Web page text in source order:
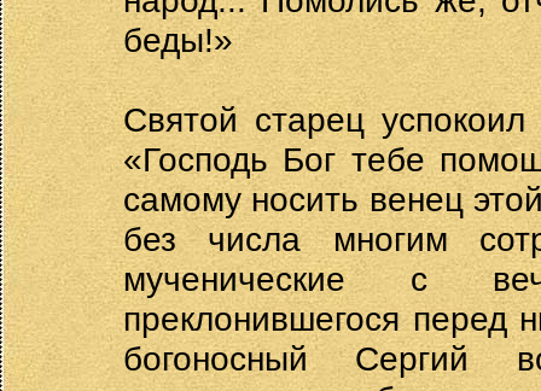
беды!»
Святой старец
«Господь Бог тебе
самому носить венец
без числа многим
мученические с
преклонившегося перед
богоносный Сергий